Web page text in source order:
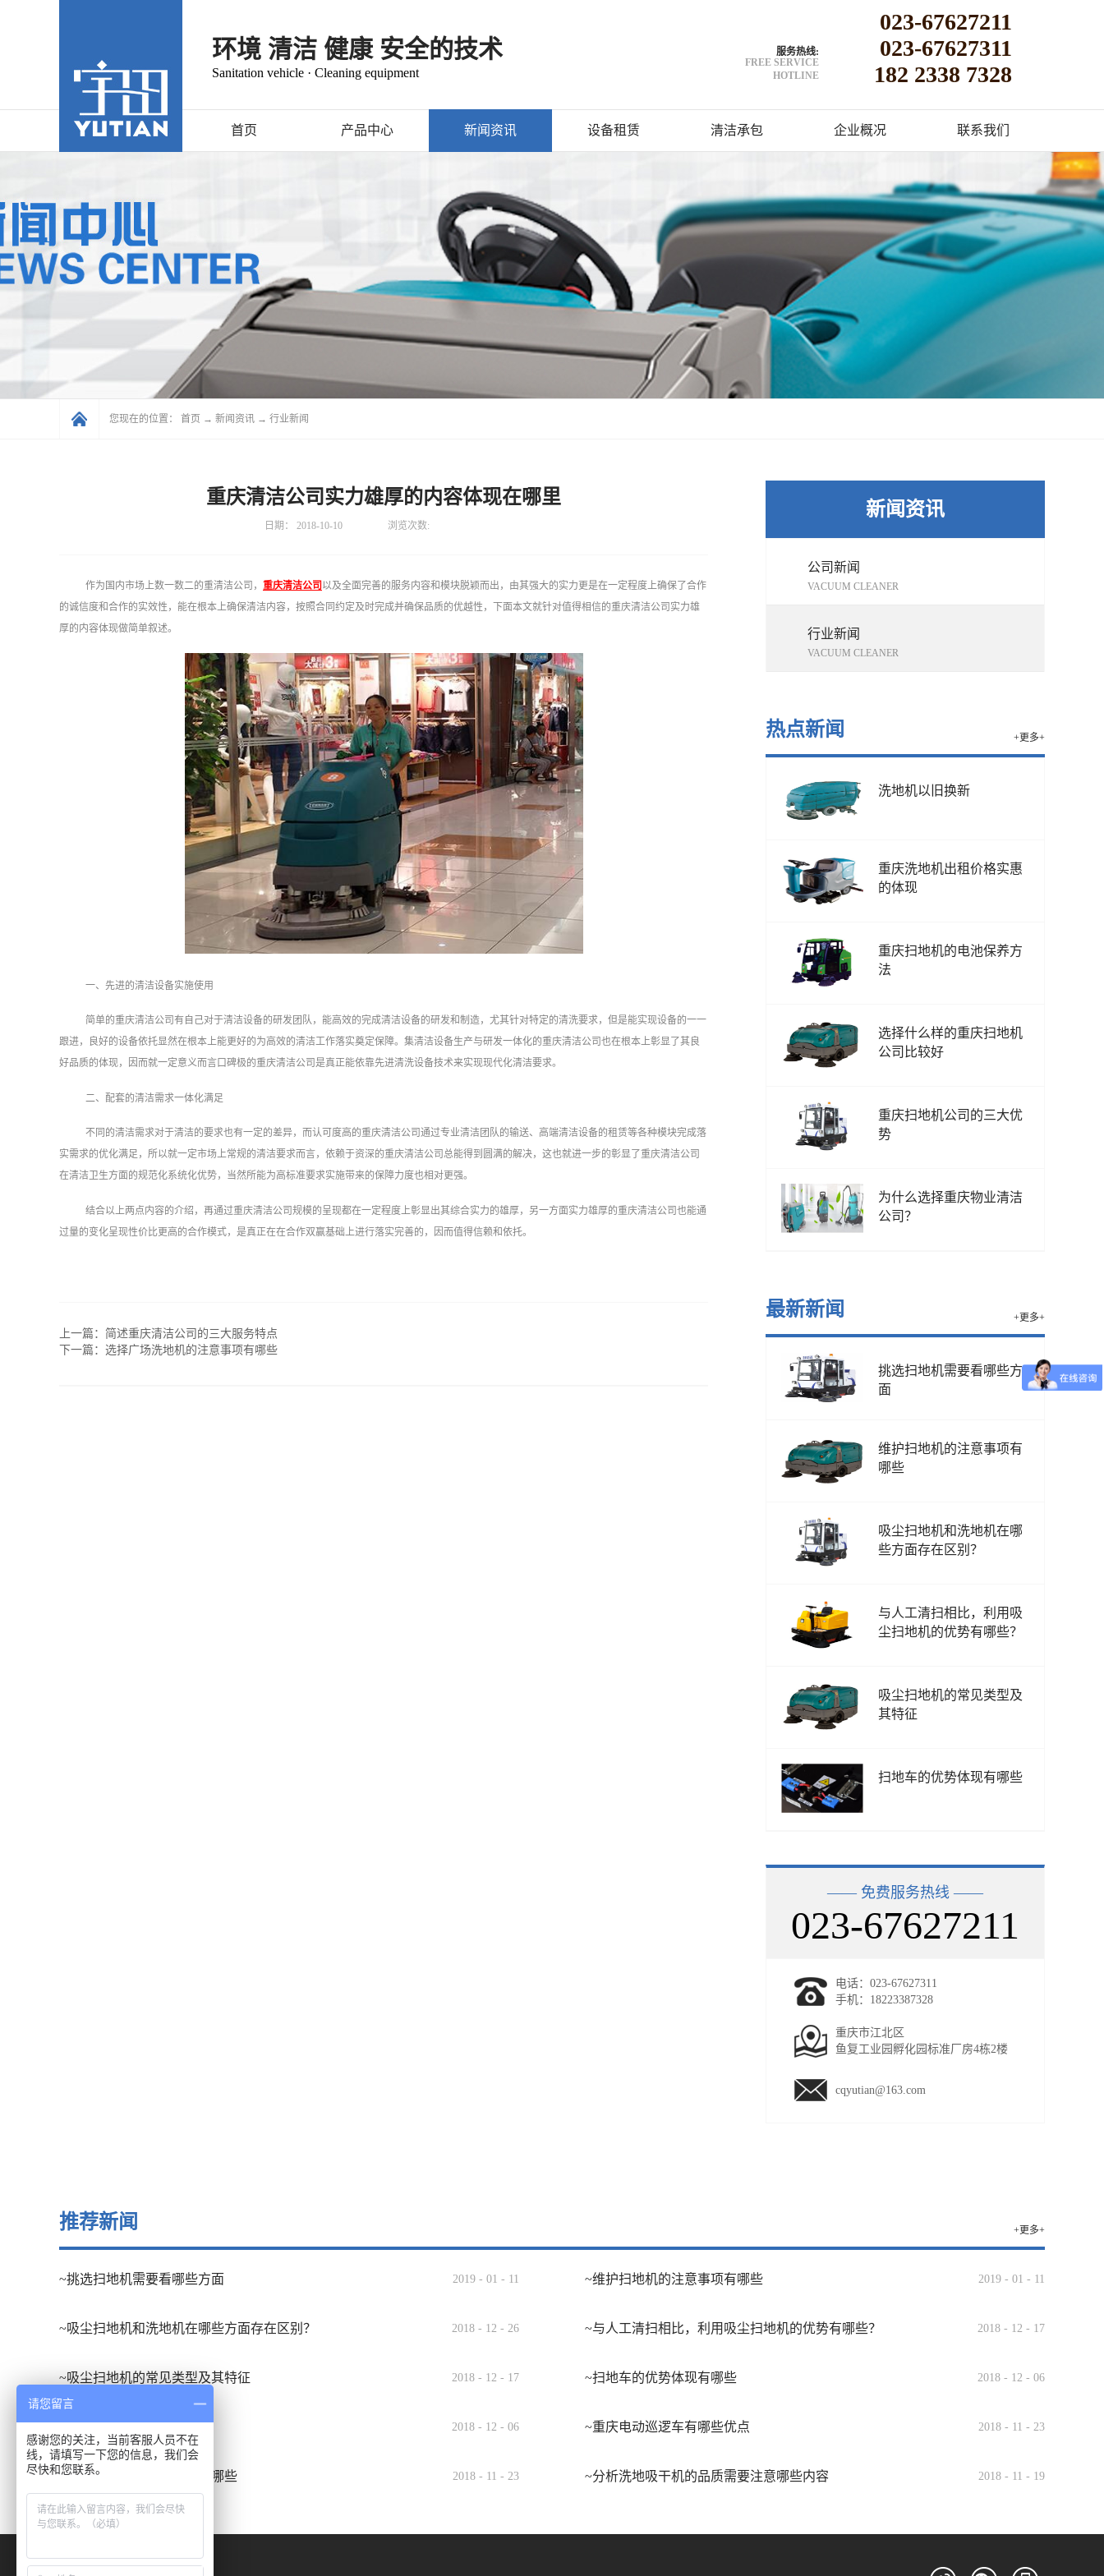
环境 清洁 健康 安全的技术
Sanitation vehicle · Cleaning equipment
服务热线:
FREE SERVICE
HOTLINE
023-67627211
023-67627311
182 2338 7328
首页 产品中心 新闻资讯 设备租赁 清洁承包 企业概况 联系我们
您现在的位置： 首页 → 新闻资讯 → 行业新闻
新闻资讯
公司新闻
VACUUM CLEANER
行业新闻
VACUUM CLEANER
热点新闻 +更多+
洗地机以旧换新
重庆洗地机出租价格实惠
的体现
重庆扫地机的电池保养方
法
选择什么样的重庆扫地机
公司比较好
重庆扫地机公司的三大优
势
为什么选择重庆物业清洁
公司？
最新新闻 +更多+
挑选扫地机需要看哪些方
面
维护扫地机的注意事项有
哪些
吸尘扫地机和洗地机在哪
些方面存在区别？
与人工清扫相比，利用吸
尘扫地机的优势有哪些？
吸尘扫地机的常见类型及
其特征
扫地车的优势体现有哪些
—— 免费服务热线 ——
023-67627211
电话：023-67627311
手机：18223387328
重庆市江北区
鱼复工业园孵化园标准厂房4栋2楼
cqyutian@163.com
重庆清洁公司实力雄厚的内容体现在哪里
日期： 2018-10-10 浏览次数:
作为国内市场上数一数二的重清洁公司， 重庆清洁公司 以及全面完善的服务内容和模块脱颖而出，由其强大的实力更是在一定程度上确保了合作
的诚信度和合作的实效性，能在根本上确保清洁内容，按照合同约定及时完成并确保品质的优越性，下面本文就针对值得相信的重庆清洁公司实力雄
厚的内容体现做简单叙述。
一、先进的清洁设备实施使用
简单的重庆清洁公司有自己对于清洁设备的研发团队，能高效的完成清洁设备的研发和制造，尤其针对特定的清洗要求，但是能实现设备的一一
跟进，良好的设备依托显然在根本上能更好的为高效的清洁工作落实奠定保障。集清洁设备生产与研发一体化的重庆清洁公司也在根本上彰显了其良
好品质的体现，因而就一定意义而言口碑极的重庆清洁公司是真正能依靠先进清洗设备技术来实现现代化清洁要求。
二、配套的清洁需求一体化满足
不同的清洁需求对于清洁的要求也有一定的差异，而认可度高的重庆清洁公司通过专业清洁团队的输送、高端清洁设备的租赁等各种模块完成落
实需求的优化满足，所以就一定市场上常规的清洁要求而言，依赖于资深的重庆清洁公司总能得到圆满的解决，这也就进一步的彰显了重庆清洁公司
在清洁卫生方面的规范化系统化优势，当然所能为高标准要求实施带来的保障力度也相对更强。
结合以上两点内容的介绍，再通过重庆清洁公司规模的呈现都在一定程度上彰显出其综合实力的雄厚，另一方面实力雄厚的重庆清洁公司也能通
过量的变化呈现性价比更高的合作模式，是真正在在合作双赢基础上进行落实完善的，因而值得信赖和依托。
上一篇： 简述重庆清洁公司的三大服务特点
下一篇： 选择广场洗地机的注意事项有哪些
推荐新闻 +更多+
~挑选扫地机需要看哪些方面 2019 - 01 - 11 ~维护扫地机的注意事项有哪些 2019 - 01 - 11
~吸尘扫地机和洗地机在哪些方面存在区别？ 2018 - 12 - 26 ~与人工清扫相比，利用吸尘扫地机的优势有哪些？ 2018 - 12 - 17
~吸尘扫地机的常见类型及其特征 2018 - 12 - 17 ~扫地车的优势体现有哪些 2018 - 12 - 06
~扫地车的应用场合有哪些 2018 - 12 - 06 ~重庆电动巡逻车有哪些优点 2018 - 11 - 23
~洗地吸干机的发展趋势有哪些 2018 - 11 - 23 ~分析洗地吸干机的品质需要注意哪些内容 2018 - 11 - 19
请您留言
感谢您的关注，当前客服人员不在
线，请填写一下您的信息，我们会
尽快和您联系。